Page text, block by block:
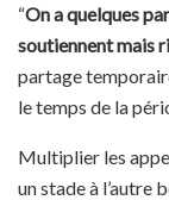
“On a quelques
soutiennent mais
partage
le temps de la
Multiplier les
un stade à l’autre